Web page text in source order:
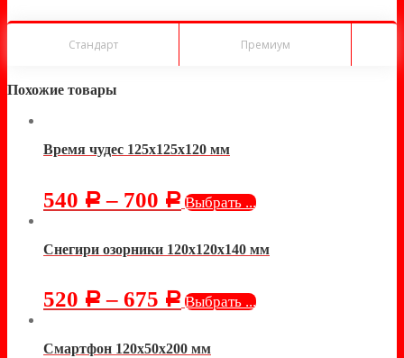
Стандарт Премиум
Похожие товары
Время чудес 125х125х120 мм
540 Р – 700 Р Выбрать ...
Снегири озорники 120х120х140 мм
520 Р – 675 Р Выбрать ...
Смартфон 120х50х200 мм